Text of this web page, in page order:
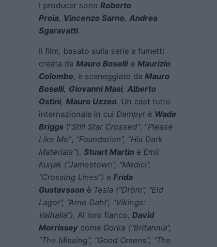
I producer sono Roberto
Proia, Vincenzo Sarno, Andrea
Sgaravatti.
Il film, basato sulla serie a fumetti
creata da Mauro Bosellie Maurizio
Colombo, è sceneggiato da Mauro
Boselli, Giovanni Masi, Alberto
Ostini, Mauro Uzzeo. Un cast tutto
internazionale in cui Dampyrè Wade
Briggs (“Still Star Crossed”, “Please
Like Me”, “Foundation”, “His Dark
Materials”), Stuart Martin è Emil
Kurjak (“Jamestown”, “Medici”,
“Crossing Lines”) e Frida
Gustavsson è Tesla (“Dröm”, “Eld
Lagor”, “Arne Dahl”, “Vikings:
Valhalla”). Al loro fianco, David
Morrissey come Gorka (“Britannia”,
“The Missing”, “Good Omens”, “The